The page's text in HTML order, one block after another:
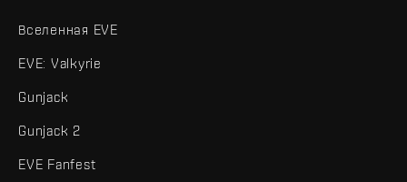
Вселенная EVE
EVE: Valkyrie
Gunjack
Gunjack 2
EVE Fanfest